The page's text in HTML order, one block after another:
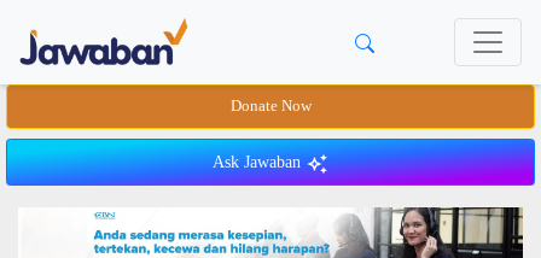
Donate Now
Ask Jawaban